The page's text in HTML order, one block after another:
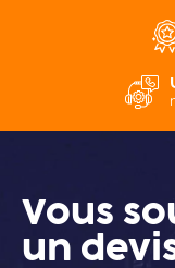
Vous
un